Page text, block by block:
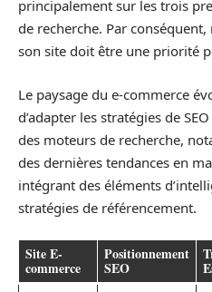
principalement sur les trois
de recherche. Par
son site doit être une priorité
Le paysage du e-commerce
d’adapter les stratégies de
des moteurs de recherche,
des dernières tendances en
intégrant des éléments
stratégies de référencement.
Site E-
commerce
Positionnement
SEO